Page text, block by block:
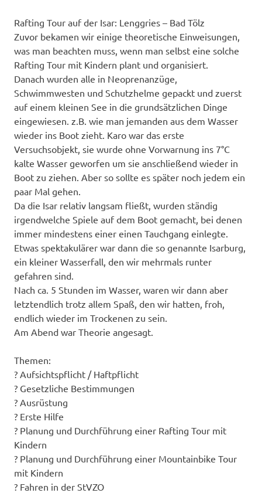
Rafting Tour auf der Isar: Lenggries – Bad Tölz
Zuvor bekamen wir einige theoretische Einweisungen,
was man beachten muss, wenn man selbst eine solche
Rafting Tour mit Kindern plant und organisiert.
Danach wurden alle in Neoprenanzüge,
Schwimmwesten und Schutzhelme gepackt und zuerst
auf einem kleinen See in die grundsätzlichen Dinge
eingewiesen. z.B. wie man jemanden aus dem Wasser
wieder ins Boot zieht. Karo war das erste
Versuchsobjekt, sie wurde ohne Vorwarnung ins 7°C
kalte Wasser geworfen um sie anschließend wieder in
Boot zu ziehen. Aber so sollte es später noch jedem ein
paar Mal gehen.
Da die Isar relativ langsam fließt, wurden ständig
irgendwelche Spiele auf dem Boot gemacht, bei denen
immer mindestens einer einen Tauchgang einlegte.
Etwas spektakulärer war dann die so genannte Isarburg,
ein kleiner Wasserfall, den wir mehrmals runter
gefahren sind.
Nach ca. 5 Stunden im Wasser, waren wir dann aber
letztendlich trotz allem Spaß, den wir hatten, froh,
endlich wieder im Trockenen zu sein.
Am Abend war Theorie angesagt.
Themen:
? Aufsichtspflicht / Haftpflicht
? Gesetzliche Bestimmungen
? Ausrüstung
? Erste Hilfe
? Planung und Durchführung einer Rafting Tour mit
Kindern
? Planung und Durchführung einer Mountainbike Tour
mit Kindern
? Fahren in der StVZO